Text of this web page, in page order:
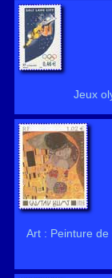
Jeux
Art : Peinture